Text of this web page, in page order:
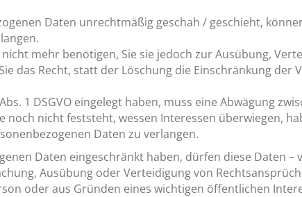
Daten unrechtmäßig geschah / geschieht,
mehr benötigen, Sie sie jedoch zur Ausübung,
das Recht, statt der Löschung die Einschränkung der
1 DSGVO eingelegt haben, muss eine Abwägung
nicht feststeht, wessen Interessen überwiegen,
Daten zu verlangen.
Daten eingeschränkt haben, dürfen diese Daten –
Ausübung oder Verteidigung von
oder aus Gründen eines wichtigen öffentlichen